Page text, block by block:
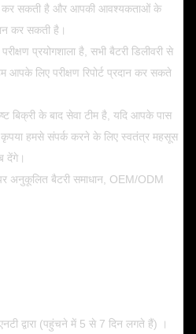
कर सकती है और आपकी आवश्यकताओं के
कर सकती है।
प्रयोगशाला है, सभी बैटरी डिलीवरी से
लिए परीक्षण रिपोर्ट प्रदान कर सकते
बिक्री के बाद सेवा टीम है, यदि आपके पास
कृपया हमसे संपर्क करने के लिए स्वतंत्र महसूस
देंगे।
अनुकूलित बैटरी समाधान, OEM/ODM
द्वारा (पहुंचने में 5 से 7 दिन लगते हैं) ।